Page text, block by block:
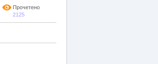
Прочетено
2125